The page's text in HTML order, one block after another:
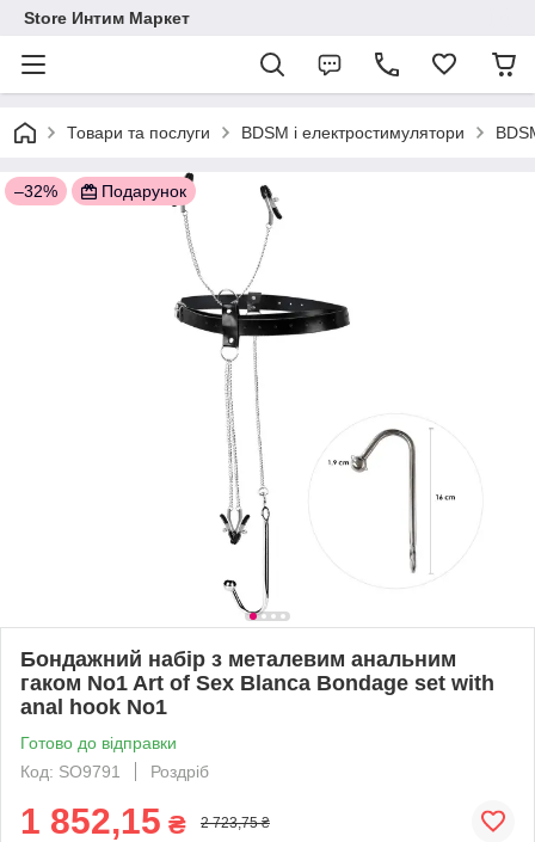
Store Интим Маркет
Товари та послуги BDSM і електростимулятори
–32% Подарунок
Бондажний набір з металевим анальним
гаком No1 Art of Sex Blanca Bondage set with
anal hook No1
Готово до відправки
Код: SO9791
Роздріб
1 852,15 ₴ 2 723,75 ₴